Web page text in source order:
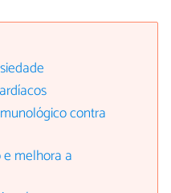
contra
melhora a